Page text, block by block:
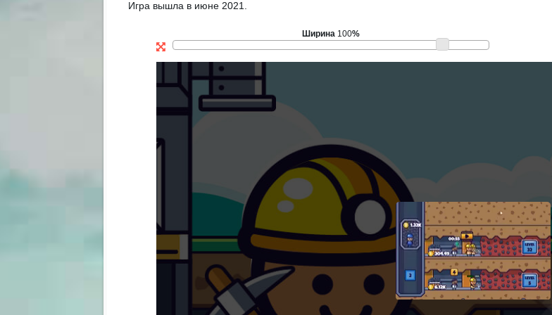
Игра вышла в июне 2021.
Ширина 100%